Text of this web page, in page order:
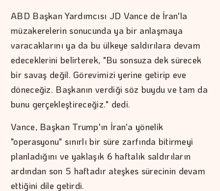
ABD Başkan Yardımcısı JD Vance de İran'la
müzakerelerin sonucunda ya bir anlaşmaya
varacaklarını ya da bu ülkeye saldırılara devam
edeceklerini belirterek, "Bu sonsuza dek sürecek
bir savaş değil. Görevimizi yerine getirip eve
döneceğiz. Başkanın verdiği söz buydu ve tam da
bunu gerçekleştireceğiz." dedi.
Vance, Başkan Trump'ın İran'a yönelik
"operasyonu" sınırlı bir süre zarfında bitirmeyi
planladığını ve yaklaşık 6 haftalık saldırıların
ardından son 5 haftadır ateşkes sürecinin devam
ettiğini dile getirdi.